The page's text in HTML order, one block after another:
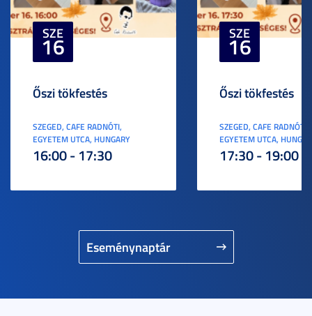
Eseménynaptár
SZE
16
Őszi tökfestés
SZEGED, CAFE RADNÓTI,
EGYETEM UTCA, HUNGARY
16:00 - 17:30
SZE
16
Őszi tökfestés
SZEGED, CAFE RADNÓTI,
EGYETEM UTCA,
17:30 - 19:00